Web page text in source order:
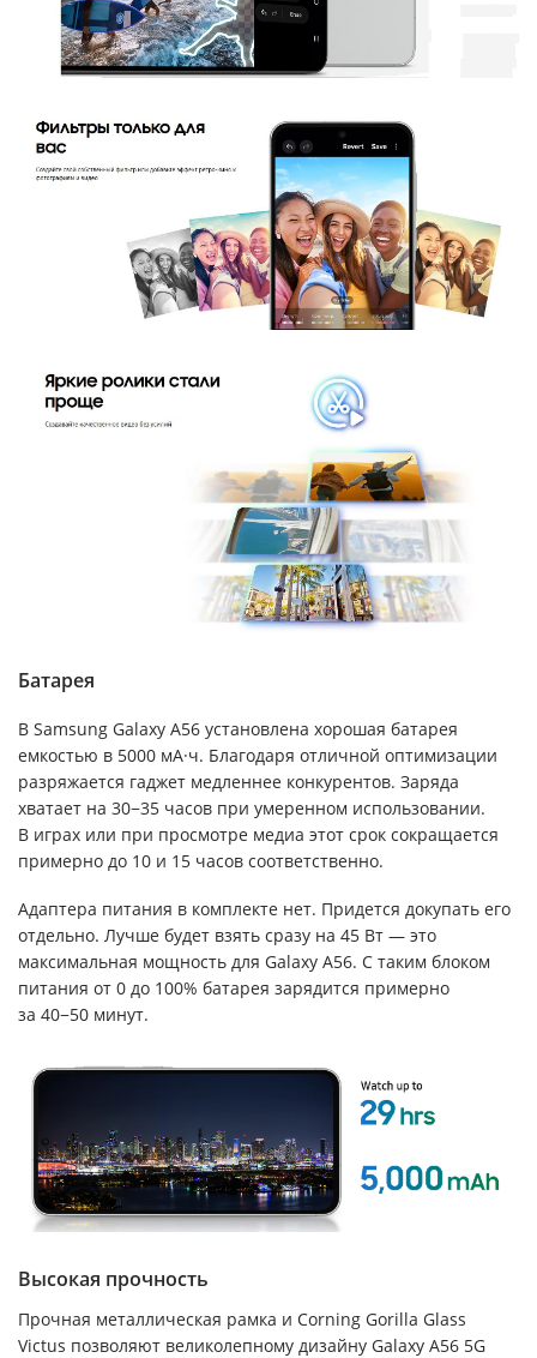
Батарея
В Samsung Galaxy A56 установлена хорошая батарея
емкостью в 5000 мА·ч. Благодаря отличной оптимизации
разряжается гаджет медленнее конкурентов. Заряда
хватает на 30−35 часов при умеренном использовании.
В играх или при просмотре медиа этот срок сокращается
примерно до 10 и 15 часов соответственно.
Адаптера питания в комплекте нет. Придется докупать его
отдельно. Лучше будет взять сразу на 45 Вт — это
максимальная мощность для Galaxy A56. С таким блоком
питания от 0 до 100% батарея зарядится примерно
за 40−50 минут.
Высокая прочность
Прочная металлическая рамка и Corning Gorilla Glass
Victus позволяют великолепному дизайну Galaxy A56 5G